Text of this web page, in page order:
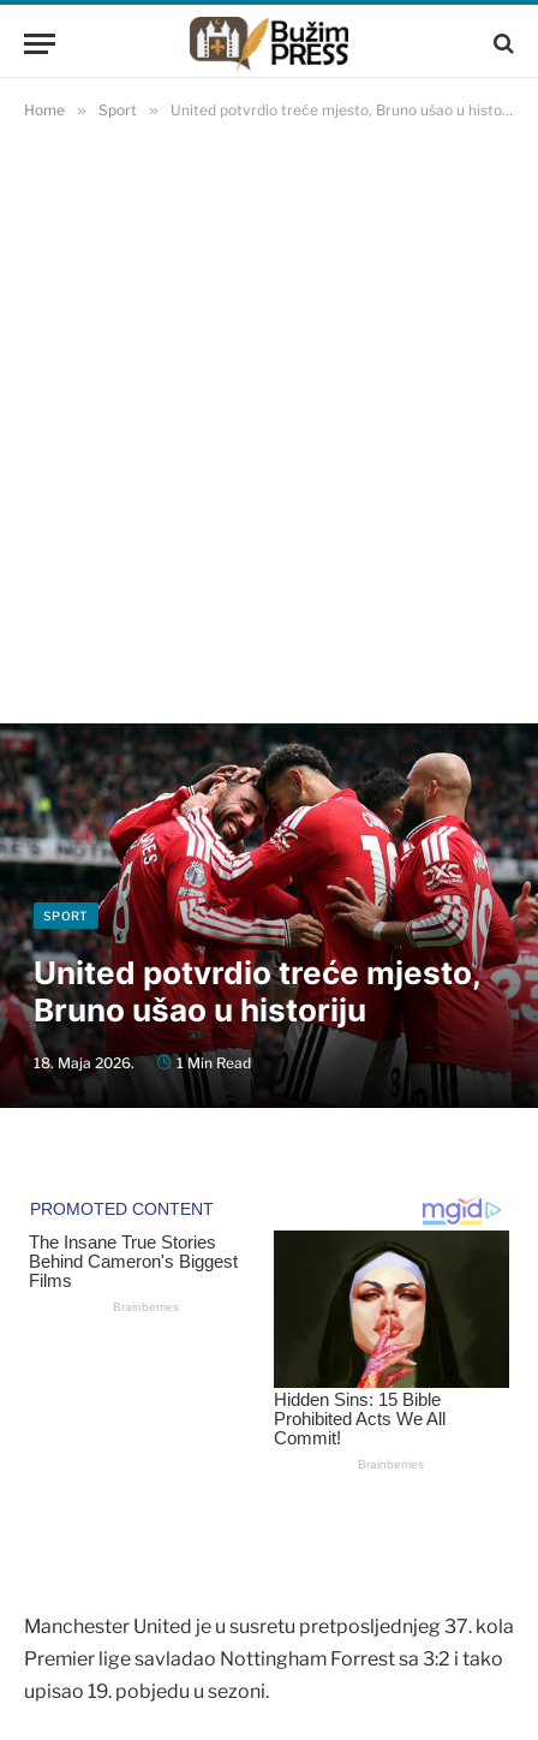
Home » Sport » United potvrdio treće mjesto, Bruno ušao u historiju
SPORT
United potvrdio treće mjesto,
Bruno ušao u historiju
18. Maja 2026. 1 Min Read
Manchester United je u susretu pretposljednjeg 37. kola
Premier lige savladao Nottingham Forrest sa 3:2 i tako
upisao 19. pobjedu u sezoni.